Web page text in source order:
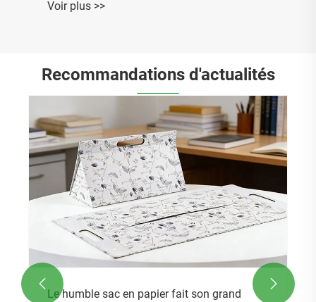
Voir plus >>
Recommandations d'actualités
Le humble sac en papier fait son grand
 